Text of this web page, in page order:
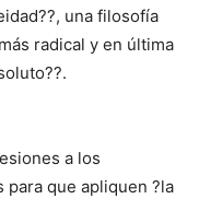
una filosofía
radical y en última
a los
que apliquen ?la